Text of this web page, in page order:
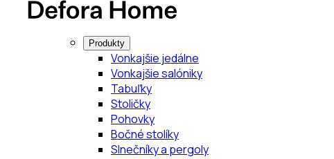
Produkty
Vonkajšie jedálne
Vonkajšie salóniky
Tabuľky
Stoličky
Pohovky
Bočné stolíky
Slnečníky a pergoly